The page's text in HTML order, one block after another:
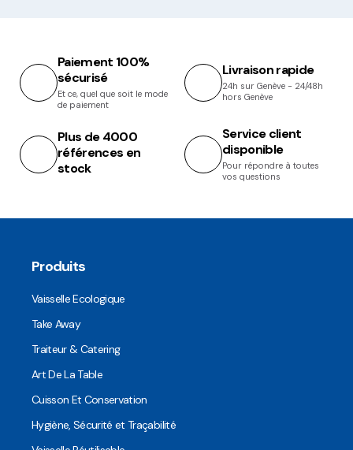
Paiement 100%
sécurisé
Et ce, quel que soit le mode
de paiement
Livraison rapide
24h sur Genève - 24/48h
hors Genève
Plus de 4000
références en
stock
Service client
disponible
Pour répondre à toutes
vos questions
Produits
Vaisselle Ecologique
Take Away
Traiteur & Catering
Art De La Table
Cuisson Et Conservation
Hygiène, Sécurité et Traçabilité